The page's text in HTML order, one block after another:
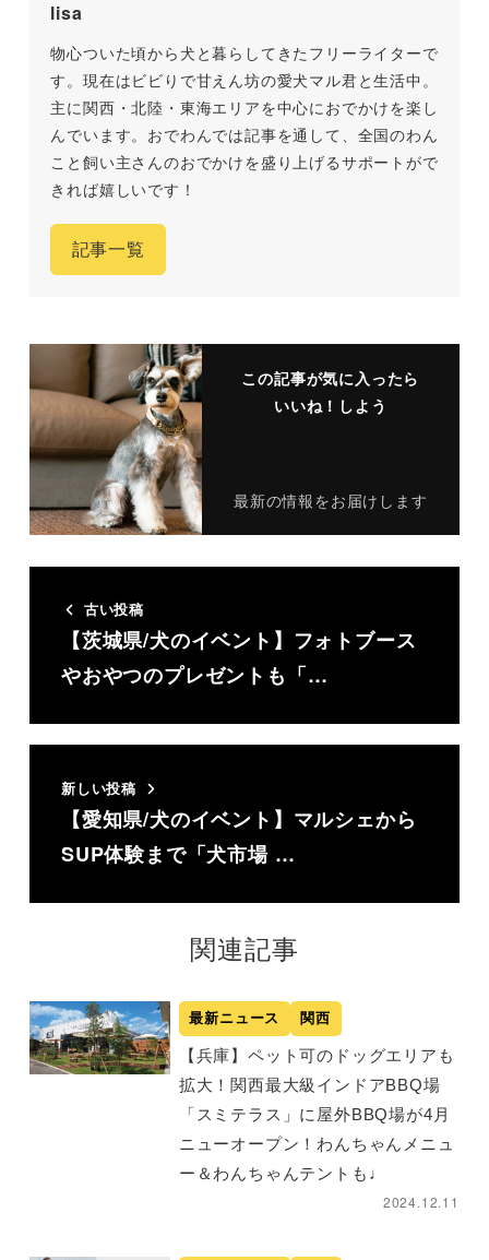
lisa
物心ついた頃から犬と暮らしてきたフリーライターで
す。現在はビビりで甘えん坊の愛犬マル君と生活中。
主に関西・北陸・東海エリアを中心におでかけを楽し
んでいます。おでわんでは記事を通して、全国のわん
こと飼い主さんのおでかけを盛り上げるサポートがで
きれば嬉しいです！
記事一覧
この記事が気に入ったら
いいね！しよう
最新の情報をお届けします
古い投稿
【茨城県/犬のイベント】フォトブース
やおやつのプレゼントも「…
新しい投稿
【愛知県/犬のイベント】マルシェから
SUP体験まで「犬市場 …
関連記事
最新ニュース 関西
【兵庫】ペット可のドッグエリアも
拡大！関西最大級インドアBBQ場
「スミテラス」に屋外BBQ場が4月
ニューオープン！わんちゃんメニュ
ー＆わんちゃんテントも♩
2024.12.11